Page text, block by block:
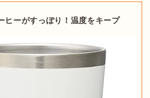
ヒーがすっぽり！温度をキープ